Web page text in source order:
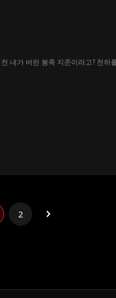
내가 버린 봉족 지존이라고? 천
2